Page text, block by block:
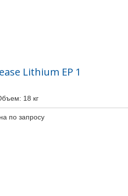
Lithium EP 1
18 кг
по запросу